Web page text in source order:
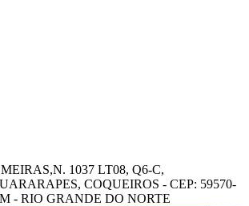
1037 LT08, Q6-C,
COQUEIROS - CEP: 59570-
- RIO GRANDE DO NORTE